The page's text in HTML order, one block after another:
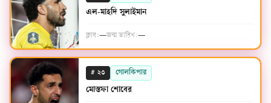
এল-মাহদি সুলাইমান
ক্লাব:—জন্ম তারিখ:—
# ২৩ গোলকিপার
মোস্তফা শোবের